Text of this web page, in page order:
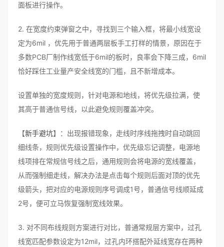
面板进行操作。
2. 在宽度约束弹窗之中，寻找到三个输入框，将最小线宽设
定为6mil ，优先用于普通两层板手工打样的情景，原因在于
多数PCB厂制作线宽低于6mil的板时，良率会下降三成，6mil
恰好踩住工业量产安全线宽的门槛，且不新增成本。
设置单独的宽度规则，针对电源和地线，将优先级拉满，使
其高于普通信号线，以此避免规则覆盖冲突。
【新手避坑】：出现报错现象，走线时序线拖拽时自动跳回
细线条，规则优先级设置操作中，优先级忘记调整，电源地
线项排在常规信号线之后，通用规则会将电源的宽线覆盖，
从而强制细走线，解决办法是点击每个规则后面对顶的优先
级箭头，把对应的电源规则序号调成1号，普通信号线顺延成
2号，便可立马恢复强制宽线效果。
3. 对不同布线规则方案进行对比，普通常规层方案中，过孔
线宽匹配参数设定为12mil，过孔内环搭配外延线宽存在两种